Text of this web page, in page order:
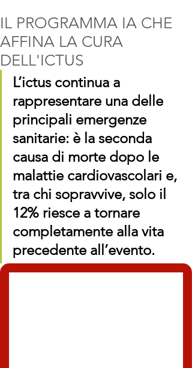
IL PROGRAMMA IA CHE
AFFINA LA CURA
DELL'ICTUS
L’ictus continua a
rappresentare una delle
principali emergenze
sanitarie: è la seconda
causa di morte dopo le
malattie cardiovascolari e,
tra chi sopravvive, solo il
12% riesce a tornare
completamente alla vita
precedente all’evento.